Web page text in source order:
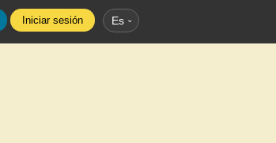
Iniciar sesión Es